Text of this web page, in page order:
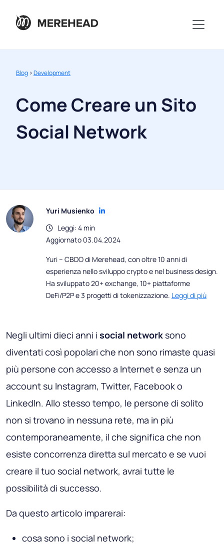
Blog >Development
Come Creare un Sito
Social Network
Yuri Musienko
Leggi: 4 min
Aggiornato 03.04.2024
Yuri – CBDO di Merehead, con oltre 10 anni di
esperienza nello sviluppo crypto e nel business design.
Ha sviluppato 20+ exchange, 10+ piattaforme
DeFi/P2P e 3 progetti di tokenizzazione. Leggi di più
Negli ultimi dieci anni i social networksono
diventati così popolari che non sono rimaste quasi
più persone con accesso a Internet e senza un
account su Instagram, Twitter, Facebook o
LinkedIn. Allo stesso tempo, le persone di solito
non si trovano in nessuna rete, ma in più
contemporaneamente, il che significa che non
esiste concorrenza diretta sul mercato e se vuoi
creare il tuo social network, avrai tutte le
possibilità di successo.
Da questo articolo imparerai:
cosa sono i social network;